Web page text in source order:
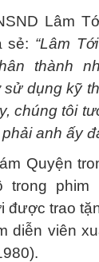
Lâm
sẻ: “Lâm
thành
sử dụng kỹ
chúng tôi
anh ấy
Quyện
phim
được trao
diễn viên